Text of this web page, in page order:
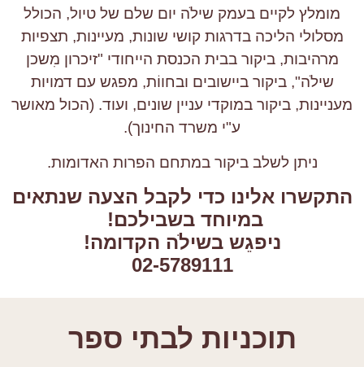
מומלץ לקיים בעמק שילֹה יום שלם של טיול, הכולל
מסלולי הליכה בדרגות קושי שונות, מעיינות, תצפיות
מרהיבות, ביקור בבית הכנסת הייחודי "זיכרון מִשכן
שילֹה", ביקור ביישובים ובחווֹת, מפגש עם דמויות
מעניינות, ביקור במוקדי עניין שונים, ועוד. (הכול מאושר
ע"י משרד החינוך).
ניתן לשלב ביקור במתחם הפרות האדומות.
התקשרו אלינו כדי לקבל הצעה שנתאים
במיוחד בשבילכם!
ניפגֵש בשילֹה הקדומה!
02-5789111
תוכניות לבתי ספר